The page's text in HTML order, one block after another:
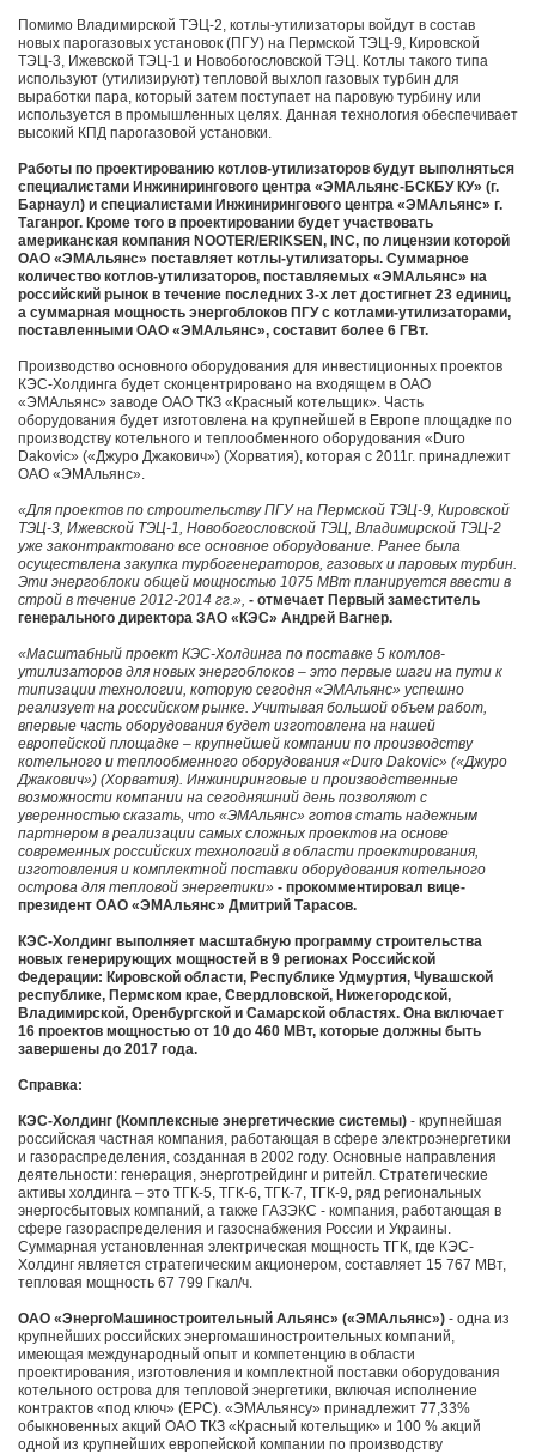
Помимо Владимирской ТЭЦ-2, котлы-утилизаторы войдут в состав
новых парогазовых установок (ПГУ) на Пермской ТЭЦ-9, Кировской
ТЭЦ-3, Ижевской ТЭЦ-1 и Новобогословской ТЭЦ. Котлы такого типа
используют (утилизируют) тепловой выхлоп газовых турбин для
выработки пара, который затем поступает на паровую турбину или
используется в промышленных целях. Данная технология обеспечивает
высокий КПД парогазовой установки.
Работы по проектированию котлов-утилизаторов будут выполняться
специалистами Инжинирингового центра «ЭМАльянс-БСКБУ КУ» (г.
Барнаул) и специалистами Инжинирингового центра «ЭМАльянс» г.
Таганрог. Кроме того в проектировании будет участвовать
американская компания NOOTER/ERIKSEN, INC, по лицензии которой
ОАО «ЭМАльянс» поставляет котлы-утилизаторы. Суммарное
количество котлов-утилизаторов, поставляемых «ЭМАльянс» на
российский рынок в течение последних 3-х лет достигнет 23 единиц,
а суммарная мощность энергоблоков ПГУ с котлами-утилизаторами,
поставленными ОАО «ЭМАльянс», составит более 6 ГВт.
Производство основного оборудования для инвестиционных проектов
КЭС-Холдинга будет сконцентрировано на входящем в ОАО
«ЭМАльянс» заводе ОАО ТКЗ «Красный котельщик». Часть
оборудования будет изготовлена на крупнейшей в Европе площадке по
производству котельного и теплообменного оборудования «Duro
Dakovic» («Джуро Джакович») (Хорватия), которая с 2011г. принадлежит
ОАО «ЭМАльянс».
«Для проектов по строительству ПГУ на Пермской ТЭЦ-9, Кировской
ТЭЦ-3, Ижевской ТЭЦ-1, Новобогословской ТЭЦ, Владимирской ТЭЦ-2
уже законтрактовано все основное оборудование. Ранее была
осуществлена закупка турбогенераторов, газовых и паровых турбин.
Эти энергоблоки общей мощностью 1075 МВт планируется ввести в
строй в течение 2012-2014 гг.», - отмечает Первый заместитель
генерального директора ЗАО «КЭС» Андрей Вагнер.
«Масштабный проект КЭС-Холдинга по поставке 5 котлов-
утилизаторов для новых энергоблоков – это первые шаги на пути к
типизации технологии, которую сегодня «ЭМАльянс» успешно
реализует на российском рынке. Учитывая большой объем работ,
впервые часть оборудования будет изготовлена на нашей
европейской площадке – крупнейшей компании по производству
котельного и теплообменного оборудования «Duro Dakovic» («Джуро
Джакович») (Хорватия). Инжиниринговые и производственные
возможности компании на сегодняшний день позволяют с
уверенностью сказать, что «ЭМАльянс» готов стать надежным
партнером в реализации самых сложных проектов на основе
современных российских технологий в области проектирования,
изготовления и комплектной поставки оборудования котельного
острова для тепловой энергетики» - прокомментировал вице-
президент ОАО «ЭМАльянс» Дмитрий Тарасов.
КЭС-Холдинг выполняет масштабную программу строительства
новых генерирующих мощностей в 9 регионах Российской
Федерации: Кировской области, Республике Удмуртия, Чувашской
республике, Пермском крае, Свердловской, Нижегородской,
Владимирской, Оренбургской и Самарской областях. Она включает
16 проектов мощностью от 10 до 460 МВт, которые должны быть
завершены до 2017 года.
Справка:
КЭС-Холдинг (Комплексные энергетические системы) - крупнейшая
российская частная компания, работающая в сфере электроэнергетики
и газораспределения, созданная в 2002 году. Основные направления
деятельности: генерация, энерготрейдинг и ритейл. Стратегические
активы холдинга – это ТГК-5, ТГК-6, ТГК-7, ТГК-9, ряд региональных
энергосбытовых компаний, а также ГАЗЭКС - компания, работающая в
сфере газораспределения и газоснабжения России и Украины.
Суммарная установленная электрическая мощность ТГК, где КЭС-
Холдинг является стратегическим акционером, составляет 15 767 МВт,
тепловая мощность 67 799 Гкал/ч.
ОАО «ЭнергоМашиностроительный Альянс» («ЭМАльянс») - одна из
крупнейших российских энергомашиностроительных компаний,
имеющая международный опыт и компетенцию в области
проектирования, изготовления и комплектной поставки оборудования
котельного острова для тепловой энергетики, включая исполнение
контрактов «под ключ» (EPC). «ЭМАльянсу» принадлежит 77,33%
обыкновенных акций ОАО ТКЗ «Красный котельщик» и 100 % акций
одной из крупнейших европейской компании по производству